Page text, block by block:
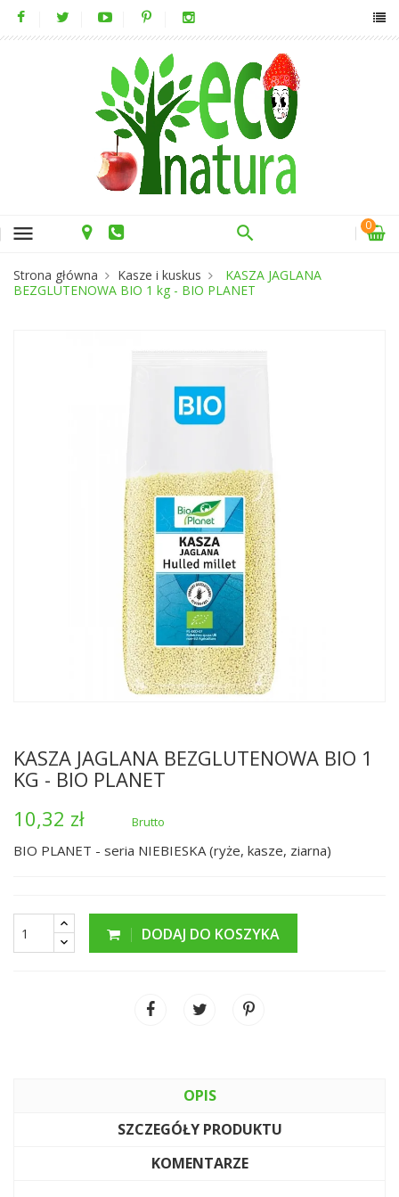
menu 0
Strona główna Kasze i kuskus
KASZA JAGLANA
BEZGLUTENOWA BIO 1 kg - BIO PLANET
KASZA JAGLANA BEZGLUTENOWA BIO 1
KG - BIO PLANET
10,32 zł
Brutto
BIO PLANET - seria NIEBIESKA (ryże, kasze, ziarna)
DODAJ DO KOSZYKA
OPIS
SZCZEGÓŁY PRODUKTU
KOMENTARZE